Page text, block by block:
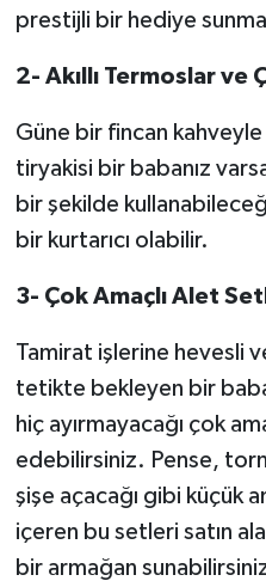
prestijli bir hediye
2- Akıllı Termoslar ve
Güne bir fincan
tiryakisi bir babanız
bir şekilde
bir kurtarıcı olabilir.
3- Çok Amaçlı Alet
Tamirat işlerine hevesli
tetikte bekleyen bir
hiç ayırmayacağı çok
edebilirsiniz. Pense,
şişe açacağı gibi küçük
içeren bu setleri satın
bir armağan